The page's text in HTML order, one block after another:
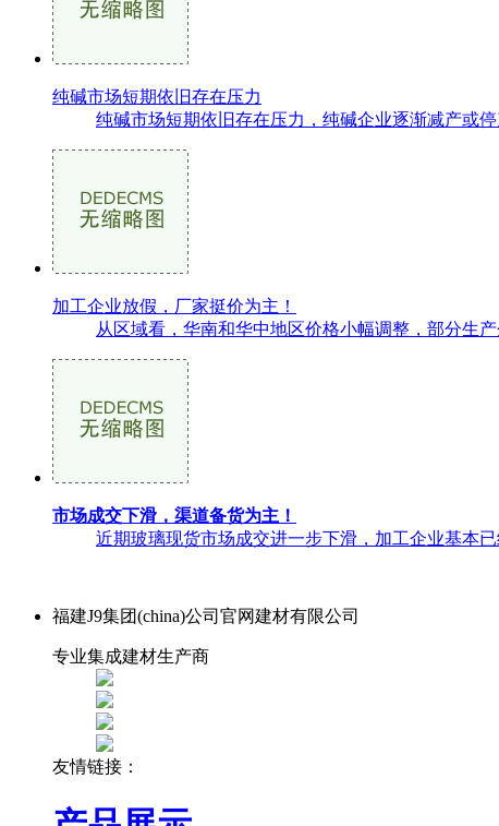
纯碱市场短期依旧存在压力
纯碱市场短期依旧存在压力，纯碱企业逐渐减产或
加工企业放假，厂家挺价为主！
从区域看，华南和华中地区价格小幅调整，部分生
市场成交下滑，渠道备货为主！
近期玻璃现货市场成交进一步下滑，加工企业基本
福建J9集团(china)公司官网建材有限公司
专业集成建材生产商
友情链接：